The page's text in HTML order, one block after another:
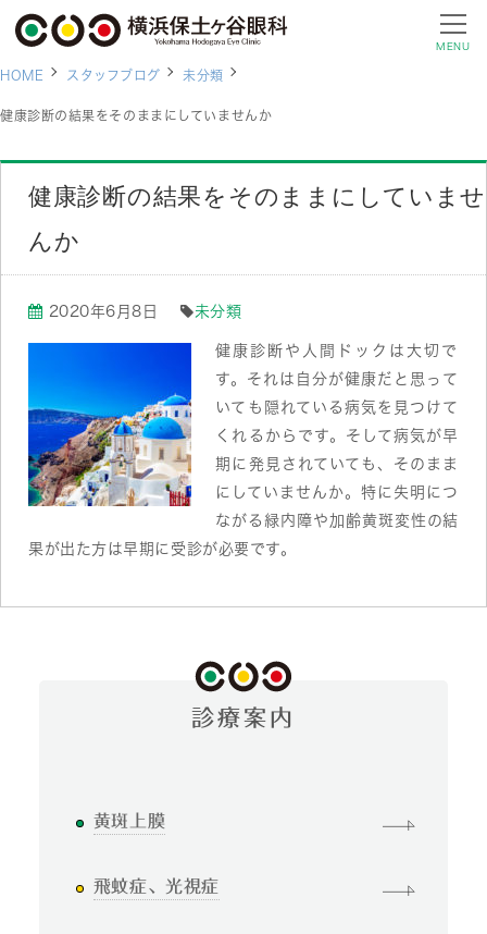
MENU
HOME スタッフブログ 未分類
健康診断の結果をそのままにしていませんか
健康診断の結果をそのままにしていませ
んか
2020年6月8日 未分類
健康診断や人間ドックは大切で
す。それは自分が健康だと思って
いても隠れている病気を見つけて
くれるからです。そして病気が早
期に発見されていても、そのまま
にしていませんか。特に失明につ
ながる緑内障や加齢黄斑変性の結
果が出た方は早期に受診が必要です。
診療案内
黄斑上膜
飛蚊症、光視症